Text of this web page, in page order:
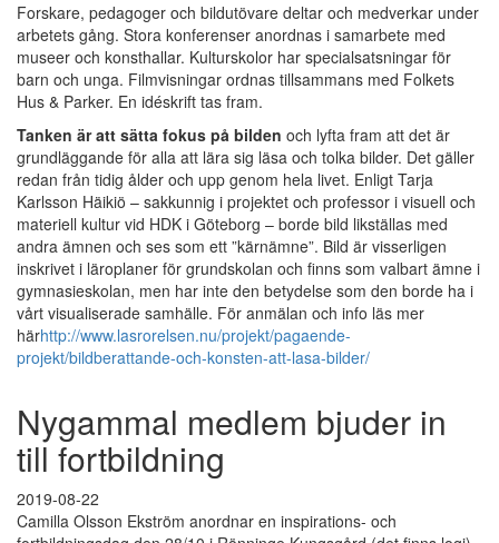
Forskare, pedagoger och bildutövare deltar och medverkar under
arbetets gång. Stora konferenser anordnas i samarbete med
museer och konsthallar. Kulturskolor har specialsatsningar för
barn och unga. Filmvisningar ordnas tillsammans med Folkets
Hus & Parker. En idéskrift tas fram.
Tanken är att sätta fokus på bilden och lyfta fram att det är
grundläggande för alla att lära sig läsa och tolka bilder. Det gäller
redan från tidig ålder och upp genom hela livet. Enligt Tarja
Karlsson Häikiö – sakkunnig i projektet och professor i visuell och
materiell kultur vid HDK i Göteborg – borde bild likställas med
andra ämnen och ses som ett ”kärnämne”. Bild är visserligen
inskrivet i läroplaner för grundskolan och finns som valbart ämne i
gymnasieskolan, men har inte den betydelse som den borde ha i
vårt visualiserade samhälle. För anmälan och info läs mer
härhttp://www.lasrorelsen.nu/projekt/pagaende-
projekt/bildberattande-och-konsten-att-lasa-bilder/
Nygammal medlem bjuder in
till fortbildning
2019-08-22
Camilla Olsson Ekström anordnar en inspirations- och